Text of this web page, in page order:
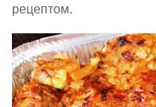
рецептом.